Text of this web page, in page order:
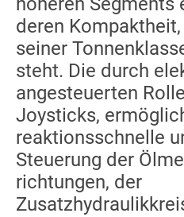
deren
seiner
steht. Die durch
angesteuerten
Joysticks,
reaktionsschnelle
Steuerung der
richtungen, der